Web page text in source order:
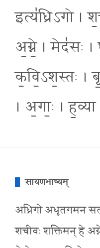
इत्य॑ध्रिऽगो ।
अ॒ग्ने॒ । मेद॑सः ।
क॒वि॒ऽश॒स्तः ।
। अ॒गाः॒ ।
सायणभाष्यम्
अध्रिगो अधृतगमन
शचीवः शक्तिमन् हे